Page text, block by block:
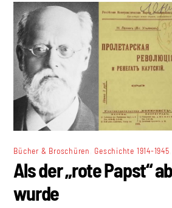
Bücher & Broschüren Geschichte 1914-1945
Als der „rote Papst“
wurde